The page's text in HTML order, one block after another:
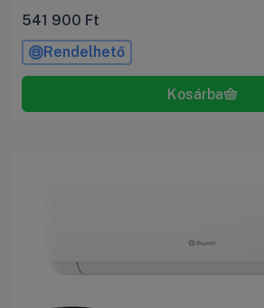
541 900 Ft
Rendelhető